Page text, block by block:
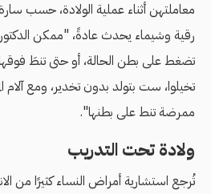
معاملتهن أثناء عملية الولادة، حسب
رقية وشيماء يحدث عادةً، "ممكن
تضغط على بطن الحالة، أو حتى تنطَ
تخيلوا، ست بتولد بدون تخدير، ومع آلام
ممرضة تنط على بطنها".
ولادة تحت التدريب
تُرجع استشارية أمراض النساء كثيرًا من